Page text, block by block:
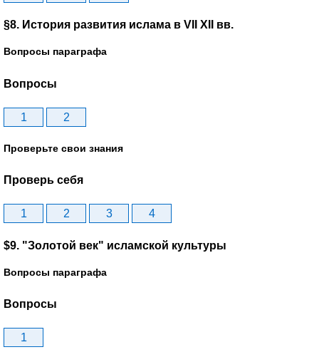
§8. История развития ислама в VII XII вв.
Вопросы параграфа
Вопросы
1 2
Проверьте свои знания
Проверь себя
1 2 3 4
$9. "Золотой век" исламской культуры
Вопросы параграфа
Вопросы
1